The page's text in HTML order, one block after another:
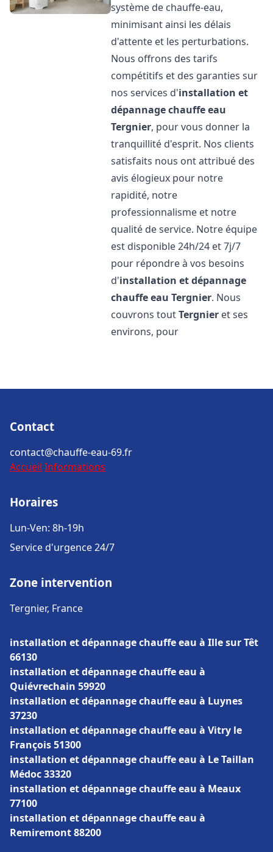
système de chauffe-eau,
minimisant ainsi les délais
d'attente et les perturbations.
Nous offrons des tarifs
compétitifs et des garanties sur
nos services d'installation et
dépannage chauffe eau
Tergnier, pour vous donner la
tranquillité d'esprit. Nos clients
satisfaits nous ont attribué des
avis élogieux pour notre
rapidité, notre
professionnalisme et notre
qualité de service. Notre équipe
est disponible 24h/24 et 7j/7
pour répondre à vos besoins
d'installation et dépannage
chauffe eau Tergnier. Nous
couvrons toutTergnier et ses
environs, pour
Contact
contact@chauffe-eau-69.fr
Accueil Informations
Horaires
Lun-Ven: 8h-19h
Service d'urgence 24/7
Zone intervention
Tergnier, France
installation et dépannage chauffe eau à Ille sur Têt
66130
installation et dépannage chauffe eau à
Quiévrechain 59920
installation et dépannage chauffe eau à Luynes
37230
installation et dépannage chauffe eau à Vitry le
François 51300
installation et dépannage chauffe eau à Le Taillan
Médoc 33320
installation et dépannage chauffe eau à Meaux
77100
installation et dépannage chauffe eau à
Remiremont 88200